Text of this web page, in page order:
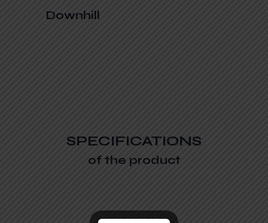
Downhill
SPECIFICATIONS
of the product